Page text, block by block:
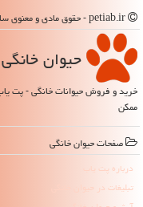
حیوان خانگی
خرید و فروش حیوانات خانگی - پت
ممکن
صفحات حیوان خانگی
درباره پت یاب
تبلیغات در حیوان خانگی